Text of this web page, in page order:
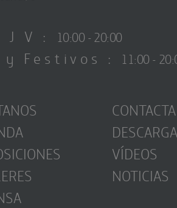
J V : 10:00 - 20:00
y Festivos : 11:00 -
CONTACTA
VÍDEOS
NOTICIAS